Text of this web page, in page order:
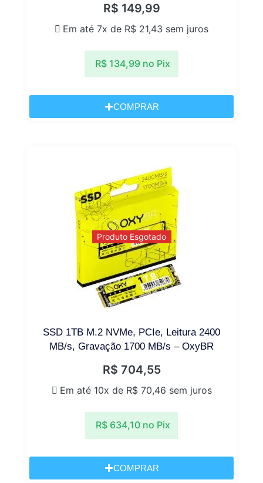
R$ 149,99
Em até 7x de R$ 21,43 sem juros
R$ 134,99 no Pix
COMPRAR
Produto Esgotado
SSD 1TB M.2 NVMe, PCIe, Leitura 2400
MB/s, Gravação 1700 MB/s – OxyBR
R$ 704,55
Em até 10x de R$70,46 sem juros
R$634,10 no Pix
COMPRAR